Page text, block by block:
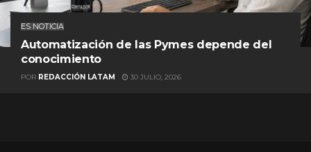
ES NOTICIA
Automatización de las Pymes depende del
conocimiento
POR REDACCIÓN LATAM 30 JULIO, 2026